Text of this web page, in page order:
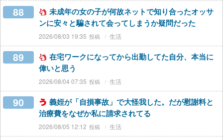
88
未成年の女の子が何故ネットで知り合ったオッサ
ンに安々と騙されて会ってしまうか疑問だった
2026/08/03 19:35 生活
89
在宅ワークになってから出勤してた自分、本当に
偉いと思う
2026/08/04 07:35 生活
90
義姪が「自損事故」で大怪我した。だが慰謝料と
治療費をなぜか私に請求されてる
2026/08/05 12:12 生活